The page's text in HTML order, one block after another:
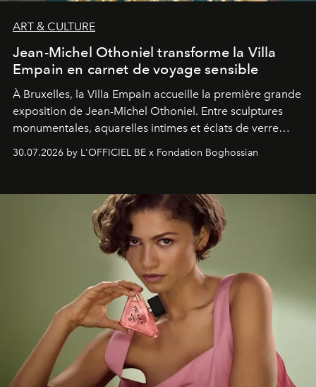
ART & CULTURE
Jean-Michel Othoniel transforme la Villa
Empain en carnet de voyage sensible
À Bruxelles, la Villa Empain accueille la première grande
exposition de Jean-Michel Othoniel. Entre sculptures
monumentales, aquarelles intimes et éclats de verre
soufflé, l’artiste français compose un itinéraire
émotionnel où chaque œuvre devient le souvenir
émerveillement.
30.07.2026 by L'OFFICIEL BE x Fondation Boghossian